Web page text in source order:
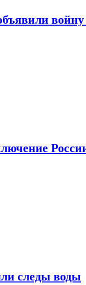
следы воды